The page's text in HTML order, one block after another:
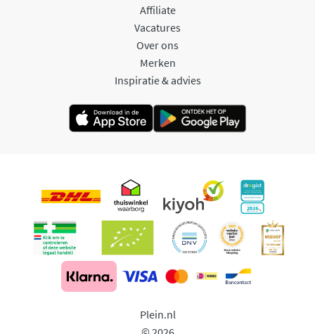
Affiliate
Vacatures
Over ons
Merken
Inspiratie & advies
Plein.nl